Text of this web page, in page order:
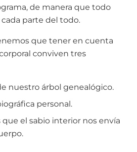
de manera que todo
parte del todo.
que tener en cuenta
conviven tres
nuestro árbol genealógico.
personal.
que el sabio interior nos envía